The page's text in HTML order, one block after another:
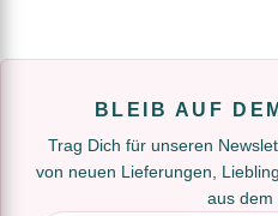
BLEIB AUF
Trag Dich für unseren
von neuen Lieferungen,
aus dem